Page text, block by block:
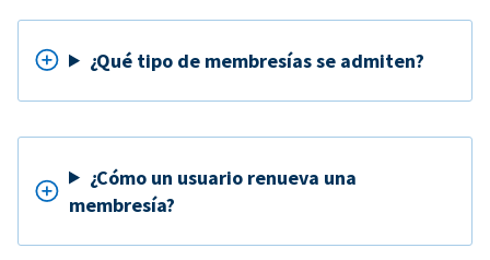
¿Qué tipo de membresías se admiten?
¿Cómo un usuario renueva una
membresía?